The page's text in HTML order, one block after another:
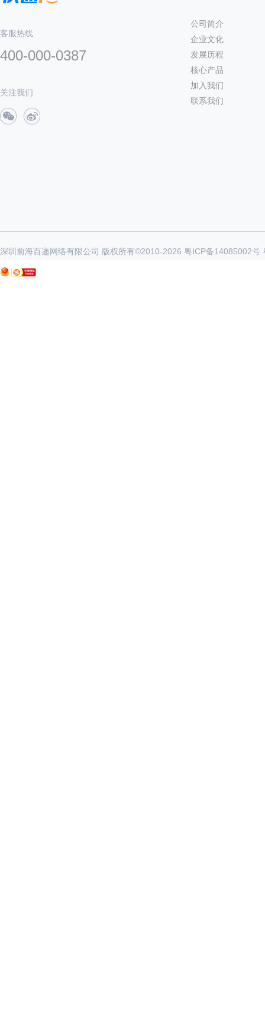
客服热线
400-000-0387
关注我们
公司简介
企业文化
发展历程
核心产品
加入我们
联系我们
深圳前海百递网络有限公司 版权所有©2010-2026 粤ICP备14085002号